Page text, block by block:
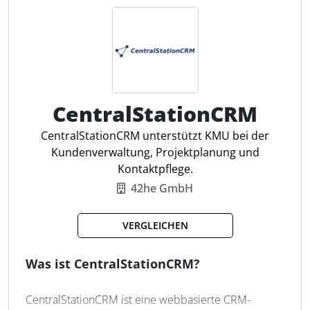
mit Kommunikations- und Projektmanagement-Tools
360° Kundensicht
Terminplanung
Automatisierte Zeiterfassung
Priorisierung und Überblick
Flexible API-Integration
Serientermine planen
Integrierter E-Mail-Client
Multi-Plattform-Unterstützung
CentralStationCRM
CentralStationCRM unterstützt KMU bei der
Kundenverwaltung, Projektplanung und
Kontaktpflege.
42he GmbH
VERGLEICHEN
Was ist CentralStationCRM?
CentralStationCRM ist eine webbasierte CRM-